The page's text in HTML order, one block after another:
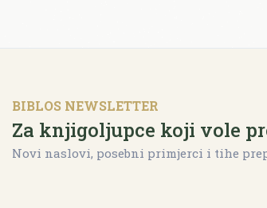
BIBLOS NEWSLETTER
Za knjigoljupce koji vole
Novi naslovi, posebni primjerci i tihe